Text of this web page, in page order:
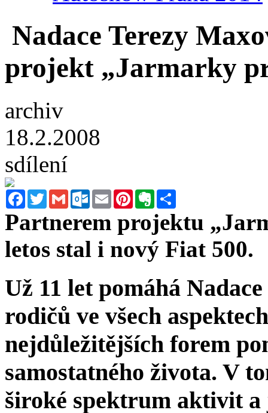
Nadace Terezy
projekt „Jarmarky
archiv
18.2.2008
sdílení
FacebookTwitterGmail Outlook.com
Email PinterestEvernote
Partnerem projektu
letos stal i nový Fiat 500.
Už 11 let pomáhá
rodičů ve všech
nejdůležitějších forem
samostatného života. V
široké spektrum aktivit